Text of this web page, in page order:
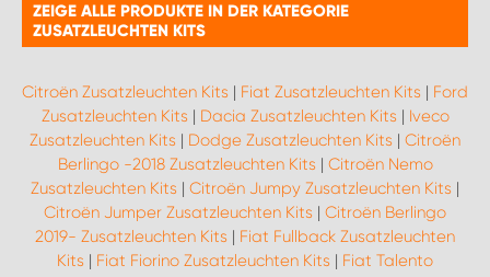
ZEIGE ALLE PRODUKTE IN DER KATEGORIE
ZUSATZLEUCHTEN KITS
Citroën Zusatzleuchten Kits | Fiat Zusatzleuchten Kits | Ford
Zusatzleuchten Kits | Dacia Zusatzleuchten Kits | Iveco
Zusatzleuchten Kits | Dodge Zusatzleuchten Kits | Citroën
Berlingo -2018 Zusatzleuchten Kits | Citroën Nemo
Zusatzleuchten Kits | Citroën Jumpy Zusatzleuchten Kits |
Citroën Jumper Zusatzleuchten Kits | Citroën Berlingo
2019- Zusatzleuchten Kits | Fiat Fullback Zusatzleuchten
Kits | Fiat Fiorino Zusatzleuchten Kits | Fiat Talento